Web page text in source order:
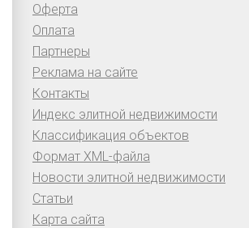
Оферта
Оплата
Партнеры
Реклама на сайте
Контакты
Индекс элитной недвижимости
Классификация объектов
Формат XML-файла
Новости элитной недвижимости
Статьи
Карта сайта